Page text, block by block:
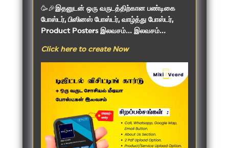
🥳🎉இதனுடன் ஒரு வருடத்திற்கான பண்டிகை
போஸ்டர், பிஸினஸ் போஸ்டர், வாழ்த்து போஸ்டர்,
Product Posters இலவசம்... இலவசம்...
Click here to create Now